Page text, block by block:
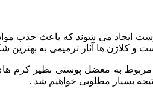
ایجاد می شوند که باعث جذب
و کلاژن ها آثار ترمیمی به
بسیار مطلوبی خواهیم شد .